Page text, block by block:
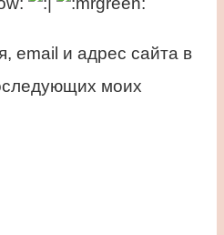
email и адрес сайта в
моих